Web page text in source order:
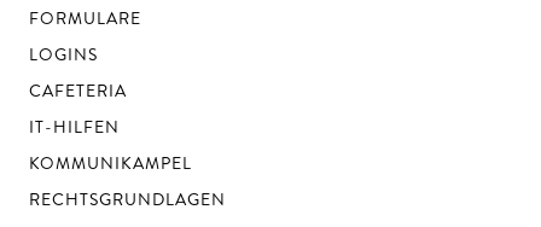
FORMULARE
LOGINS
CAFETERIA
IT-HILFEN
KOMMUNIKAMPEL
RECHTSGRUNDLAGEN